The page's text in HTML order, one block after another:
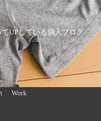
UPしている個人ブログ
Work